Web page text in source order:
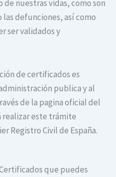
de nuestras vidas, como son
defunciones, así como
ser validados y
de certificados es
publica y al
de la pagina oficial del
este trámite
Registro Civil de España.
que puedes